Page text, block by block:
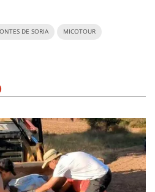
DE SORIA MICOTOUR